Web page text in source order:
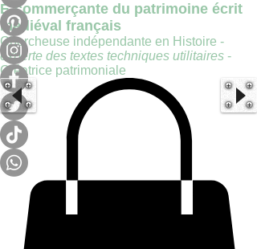
E-commerçante du patrimoine écrit
médiéval français
Chercheuse indépendante en Histoire -
experte des textes techniques utilitaires -
Créatrice patrimoniale